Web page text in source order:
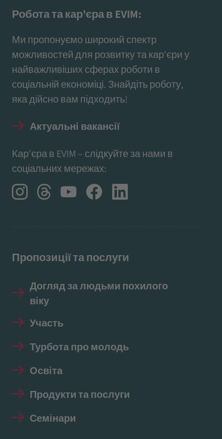
Робота та кар'єра в EVIM:
Ми пропонуємо широкий спектр
можливостей для розвитку та кар'єри у
найважливіших сферах роботи в
соціальній економіці. Знайдіть роботу,
яка дійсно вам підходить!
Актуальні вакансії
Кар'єра в EVIM – слідкуйте за нами в
соціальних мережах:
Пропозиції та послуги
Догляд за людьми похилого
віку
Участь
Турбота про молодь
Освіта
Продукти та послуги
Семінари